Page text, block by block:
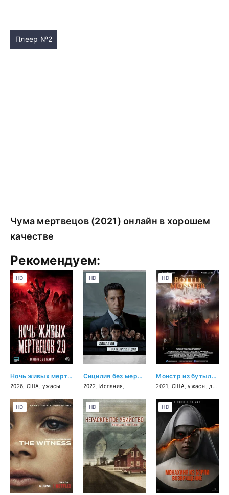
Плеер №2
Чума мертвецов (2021) онлайн в хорошем
качестве
Рекомендуем:
Ночь живых мертвецов 2.0
2026 США ,ужасы
HD
Сицилия без мертвецов
2022 ,Испания
HD
Монстр из бутылки
2021 США ,ужасы драма
HD
HD HD HD